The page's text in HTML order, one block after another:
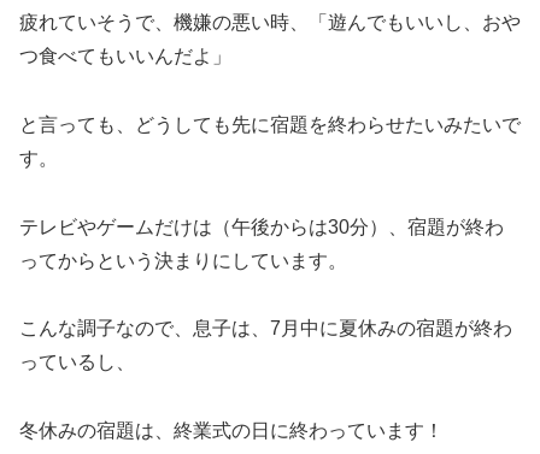
疲れていそうで、機嫌の悪い時、「遊んでもいいし、おや
つ食べてもいいんだよ」
と言っても、どうしても先に宿題を終わらせたいみたいで
す。
テレビやゲームだけは（午後からは30分）、宿題が終わ
ってからという決まりにしています。
こんな調子なので、息子は、7月中に夏休みの宿題が終わ
っているし、
冬休みの宿題は、終業式の日に終わっています！